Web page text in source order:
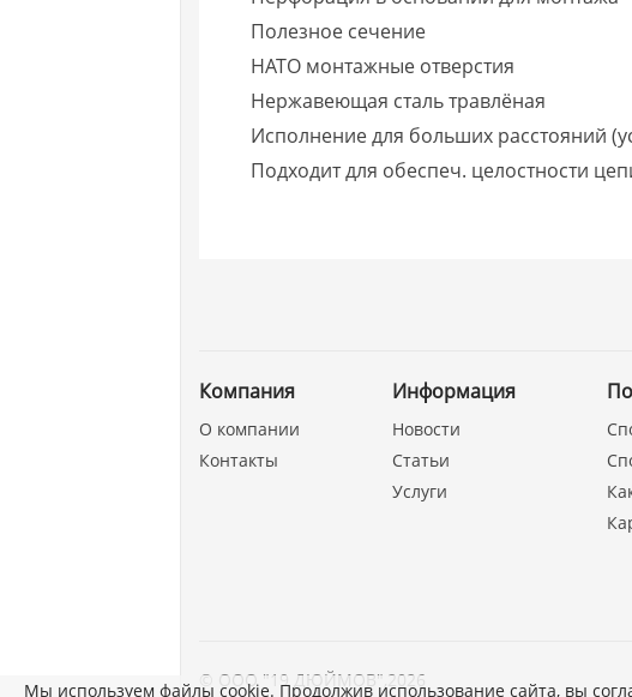
Полезное сечение
НАТО монтажные отверстия
Нержавеющая сталь травлёная
Исполнение для больших расстояний
Подходит для обеспеч. целостности
Компания
О компании
Контакты
Информация
Новости
Статьи
Услуги
© ООО "19 ДЮЙМОВ" 2026
Мы используем файлы cookie. Продолжив использование сайта, вы